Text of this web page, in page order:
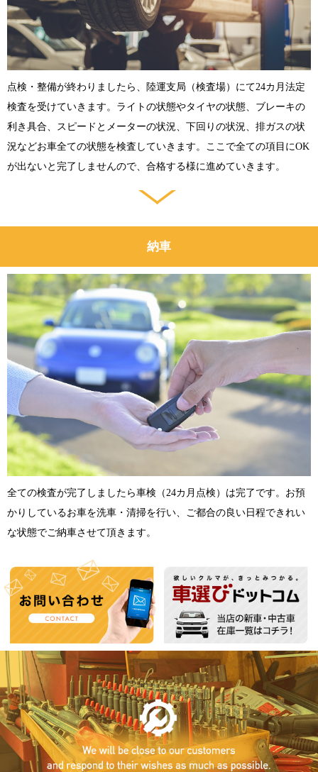
点検・整備が終わりましたら、陸運支局（検査場）にて24カ月法定
検査を受けていきます。ライトの状態やタイヤの状態、ブレーキの
利き具合、スピードとメーターの状況、下回りの状況、排ガスの状
況などお車全ての状態を検査していきます。ここで全ての項目にOK
が出ないと完了しませんので、合格する様に進めていきます。
納車
全ての検査が完了しましたら車検（24カ月点検）は完了です。お預
かりしているお車を洗車・清掃を行い、ご都合の良い日程できれい
な状態でご納車させて頂きます。